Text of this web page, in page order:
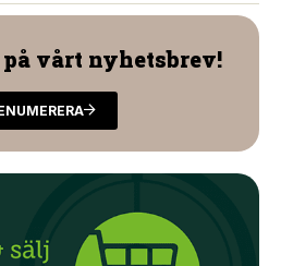
vårt nyhetsbrev!